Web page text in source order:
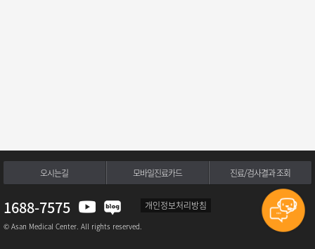
오시는길 모바일진료카드 진료/검사결과 조회
1688-7575 개인정보처리방침
© Asan Medical Center. All rights reserved.